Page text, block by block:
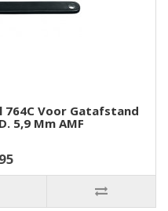
Voor Gatafstand
5,9 Mm AMF